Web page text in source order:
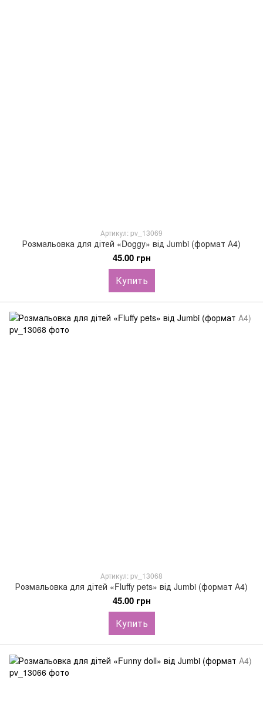
Артикул: pv_13069
Розмальовка для дітей «Doggy» від Jumbi (формат А4)
45.00 грн
Купить
Артикул: pv_13068
Розмальовка для дітей «Fluffy pets» від Jumbi (формат А4)
45.00 грн
Купить